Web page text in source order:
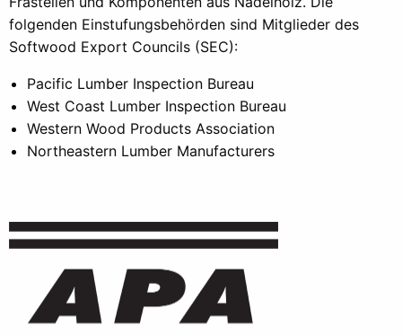
folgenden Einstufungsbehörden sind Mitglieder des
Softwood Export Councils (SEC):
Pacific Lumber Inspection Bureau
West Coast Lumber Inspection Bureau
Western Wood Products Association
Northeastern Lumber Manufacturers